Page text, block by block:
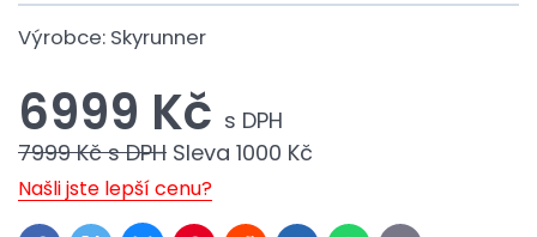
Výrobce: Skyrunner
6999 Kč s DPH
7999 Kč s DPH Sleva 1000 Kč
Našli jste lepší cenu?